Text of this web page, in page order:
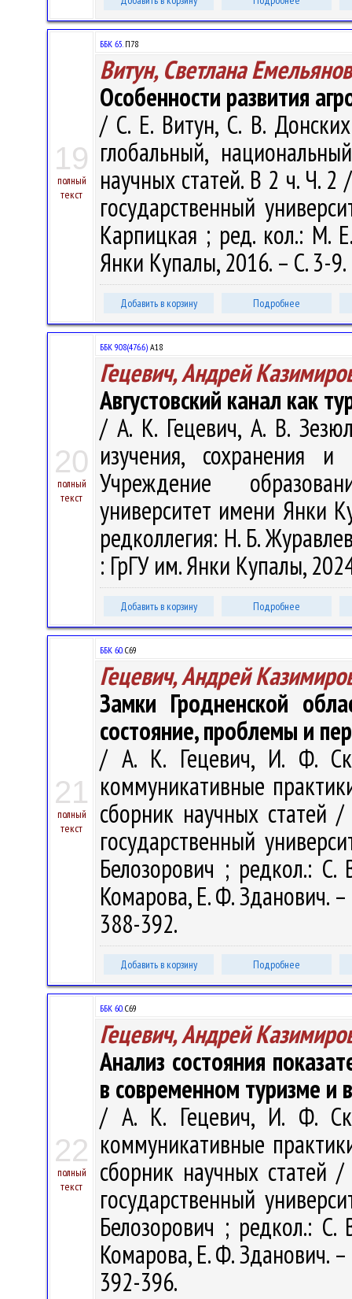
19
полный
текст
ББК 65.П78
Витун, Светлана
Особенности развития
/ С. Е. Витун, С. В.
глобальный,
научных статей. В 2 ч. Ч.
государственный
Карпицкая ; ред. кол.: М.
Янки Купалы, 2016. – С. 3-9.
Добавить в корзину Подробнее
20
полный
текст
ББК 908(476.6) А18
Гецевич, Андрей
Августовский канал как
/ А. К. Гецевич, А. В.
изучения, сохранения
Учреждение
университет имени Янки
редколлегия: Н. Б.
: ГрГУ им. Янки Купалы,
Добавить в корзину Подробнее
21
полный
текст
ББК 60.С69
Гецевич, Андрей
Замки Гродненской
состояние, проблемы и
/ А. К. Гецевич, И. Ф.
коммуникативные
сборник научных статей
государственный
Белозорович ; редкол.:
Комарова, Е. Ф. Зданович.
388-392.
Добавить в корзину Подробнее
22
полный
текст
ББК 60.С69
Гецевич, Андрей
Анализ состояния
в современном туризме и
/ А. К. Гецевич, И. Ф.
коммуникативные
сборник научных статей
государственный
Белозорович ; редкол.:
Комарова, Е. Ф. Зданович.
392-396.